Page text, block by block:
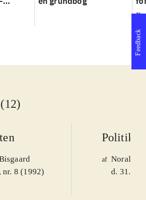
nr. 8 (1992)
Politiken
af Noralv
d. 31.
Feedback